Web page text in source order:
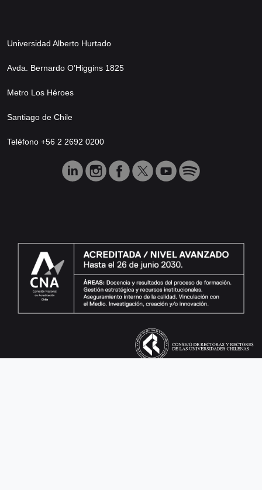
Universidad Alberto Hurtado
Avda. Bernardo O’Higgins 1825
Metro Los Héroes
Santiago de Chile
Teléfono +56 2 2692 0200